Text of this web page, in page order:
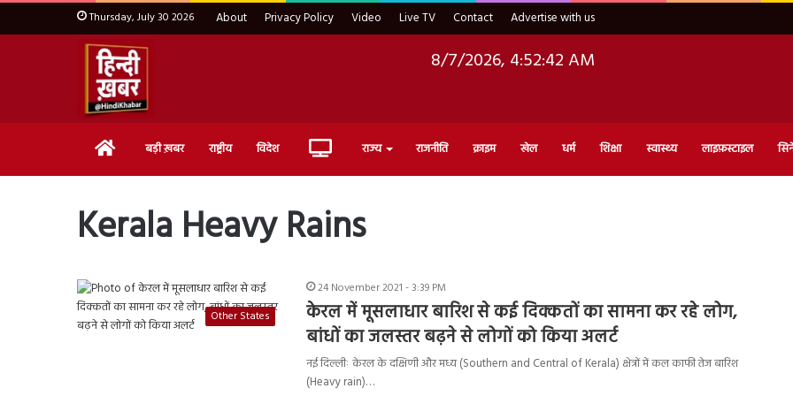
Thursday, July 30 2026 About Privacy Policy Video Live TV Contact Advertise with us
8/7/2026, 4:52:42 AM
Home बड़ी ख़बर राष्ट्रीय विदेश Live राज्य राजनीति क्राइम खेल धर्म शिक्षा स्वास्थ्य लाइफ़स्टाइल
Kerala Heavy Rains
Other States
24 November 2021 - 3:39 PM
केरल में मूसलाधार बारिश से कई दिक्कतों का सामना कर रहे लोग,
बांधों का जलस्तर बढ़ने से लोगों को किया अलर्ट
नई दिल्लीः केरल के दक्षिणी और मध्य (Southern and Central of Kerala) क्षेत्रों में कल काफी तेज बारिश
(Heavy rain)…